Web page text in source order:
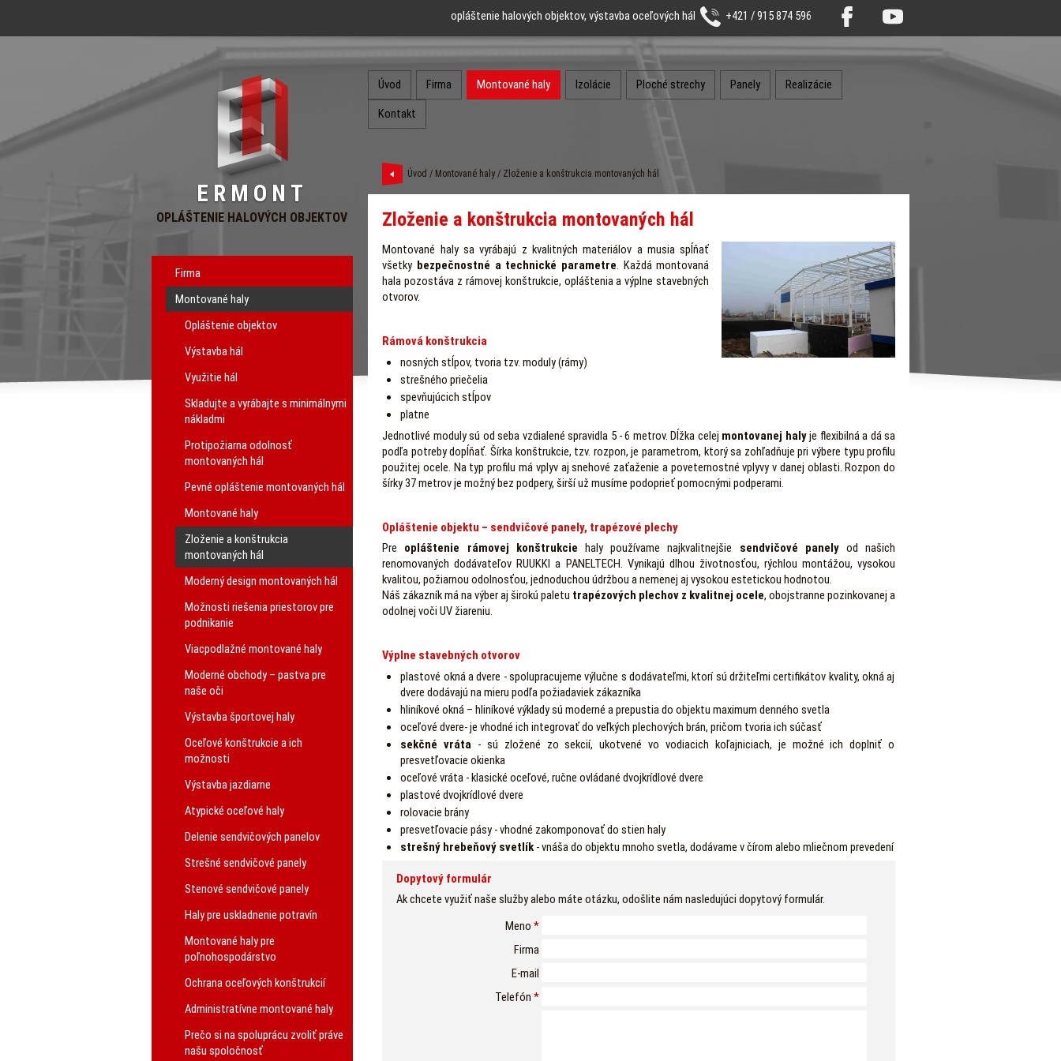
opláštenie halových objektov, výstavba oceľových hál +421 / 915 874 596
ERMONT
OPLÁŠTENIE HALOVÝCH OBJEKTOV
Firma
Montované haly
Opláštenie objektov
Výstavba hál
Využitie hál
Skladujte a vyrábajte s minimálnymi
nákladmi
Protipožiarna odolnosť
montovaných hál
Pevné opláštenie montovaných hál
Montované haly
Zloženie a konštrukcia
montovaných hál
Moderný design montovaných hál
Možnosti riešenia priestorov pre
podnikanie
Viacpodlažné montované haly
Moderné obchody – pastva pre
naše oči
Výstavba športovej haly
Oceľové konštrukcie a ich
možnosti
Výstavba jazdiarne
Atypické oceľové haly
Delenie sendvičových panelov
Strešné sendvičové panely
Stenové sendvičové panely
Haly pre uskladnenie potravín
Montované haly pre
poľnohospodárstvo
Ochrana oceľových konštrukcií
Administratívne montované haly
Prečo si na spoluprácu zvoliť práve
našu spoločnosť
Úvod Firma Montované haly Izolácie Ploché strechy Panely Realizácie
Kontakt
Úvod / Montované haly / Zloženie a konštrukcia montovaných hál
Zloženie a konštrukcia montovaných hál
Montované haly sa vyrábajú z kvalitných materiálov a musia spĺňať
všetky bezpečnostné a technické parametre. Každá montovaná
hala pozostáva z rámovej konštrukcie, opláštenia a výplne stavebných
otvorov.
Rámová konštrukcia
nosných stĺpov, tvoria tzv. moduly (rámy)
strešného priečelia
spevňujúcich stĺpov
platne
Jednotlivé moduly sú od seba vzdialené spravidla 5 - 6 metrov. Dĺžka celej montovanej halyje flexibilná a dá sa
podľa potreby dopĺňať. Šírka konštrukcie, tzv. rozpon, je parametrom, ktorý sa zohľadňuje pri výbere typu profilu
použitej ocele. Na typ profilu má vplyv aj snehové zaťaženie a poveternostné vplyvy v danej oblasti. Rozpon do
šírky 37 metrov je možný bez podpery, širší už musíme podoprieť pomocnými podperami.
Opláštenie objektu – sendvičové panely, trapézové plechy
Pre opláštenie rámovej konštrukcie haly používame najkvalitnejšie sendvičové panelyod našich
renomovaných dodávateľov RUUKKI a PANELTECH. Vynikajú dlhou životnosťou, rýchlou montážou, vysokou
kvalitou, požiarnou odolnosťou, jednoduchou údržbou a nemenej aj vysokou estetickou hodnotou.
Náš zákazník má na výber aj širokú paletu trapézových plechov z kvalitnej ocele, obojstranne pozinkovanej a
odolnej voči UV žiareniu.
Výplne stavebných otvorov
plastové okná a dvere - spolupracujeme výlučne s dodávateľmi, ktorí sú držiteľmi certifikátov kvality, okná aj
dvere dodávajú na mieru podľa požiadaviek zákazníka
hliníkové okná – hliníkové výklady sú moderné a prepustia do objektu maximum denného svetla
oceľové dvere- je vhodné ich integrovať do veľkých plechových brán, pričom tvoria ich súčasť
sekčné vráta - sú zložené zo sekcií, ukotvené vo vodiacich koľajniciach, je možné ich doplniť o
presvetľovacie okienka
oceľové vráta - klasické oceľové, ručne ovládané dvojkrídlové dvere
plastové dvojkrídlové dvere
rolovacie brány
presvetľovacie pásy - vhodné zakomponovať do stien haly
strešný hrebeňový svetlík- vnáša do objektu mnoho svetla, dodávame v čírom alebo mliečnom prevedení
Dopytový formulár
Ak chcete využiť naše služby alebo máte otázku, odošlite nám nasledujúci dopytový formulár.
Meno *
Firma
E-mail
Telefón *